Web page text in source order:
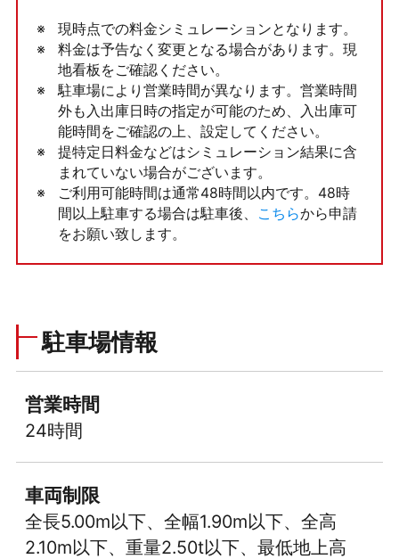
現時点での料金シミュレーションとなります。
料金は予告なく変更となる場合があります。現
地看板をご確認ください。
駐車場により営業時間が異なります。営業時間
外も入出庫日時の指定が可能のため、入出庫可
能時間をご確認の上、設定してください。
提特定日料金などはシミュレーション結果に含
まれていない場合がございます。
ご利用可能時間は通常48時間以内です。48時
間以上駐車する場合は駐車後、
こちらから申請
をお願い致します。
駐車場情報
営業時間
24時間
車両制限
全長5.00m以下、全幅1.90m以下、全高
2.10m以下、重量2.50t以下、最低地上高